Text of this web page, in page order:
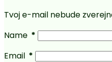
Tvoj e-mail nebude
Name *
Email *